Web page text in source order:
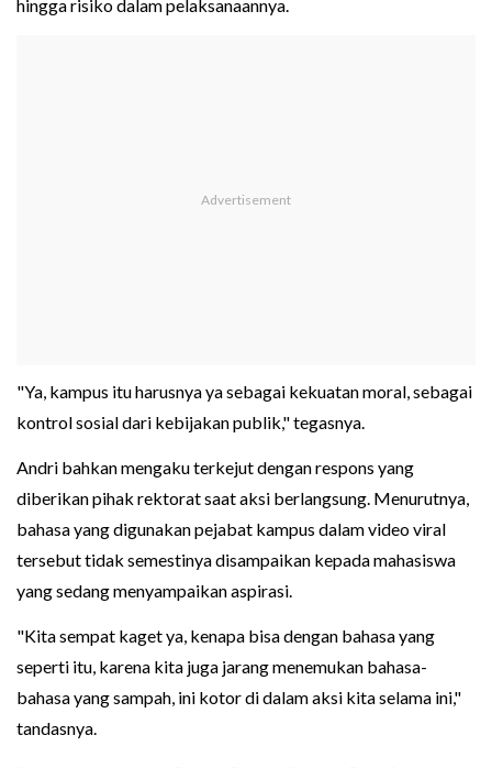
hingga risiko dalam pelaksanaannya.
"Ya, kampus itu harusnya ya sebagai kekuatan moral, sebagai
kontrol sosial dari kebijakan publik," tegasnya.
Andri bahkan mengaku terkejut dengan respons yang
diberikan pihak rektorat saat aksi berlangsung. Menurutnya,
bahasa yang digunakan pejabat kampus dalam video viral
tersebut tidak semestinya disampaikan kepada mahasiswa
yang sedang menyampaikan aspirasi.
"Kita sempat kaget ya, kenapa bisa dengan bahasa yang
seperti itu, karena kita juga jarang menemukan bahasa-
bahasa yang sampah, ini kotor di dalam aksi kita selama ini,"
tandasnya.